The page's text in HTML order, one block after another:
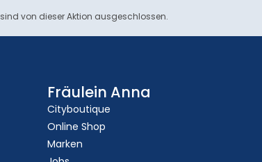
von dieser Aktion ausgeschlossen.
Fräulein Anna
Cityboutique
Online Shop
Marken